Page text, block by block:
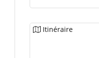
Itinéraire